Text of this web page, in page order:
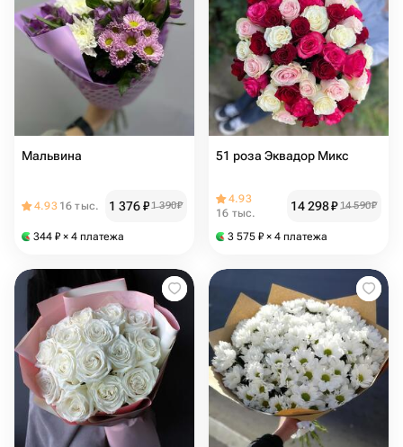
Мальвина
4.93 16 тыс. 1 376₽1 390₽
344 ₽ × 4 платежа
51 роза Эквадор Микс
4.93
16 тыс.
14 298₽ 14 590₽
3 575 ₽ × 4 платежа